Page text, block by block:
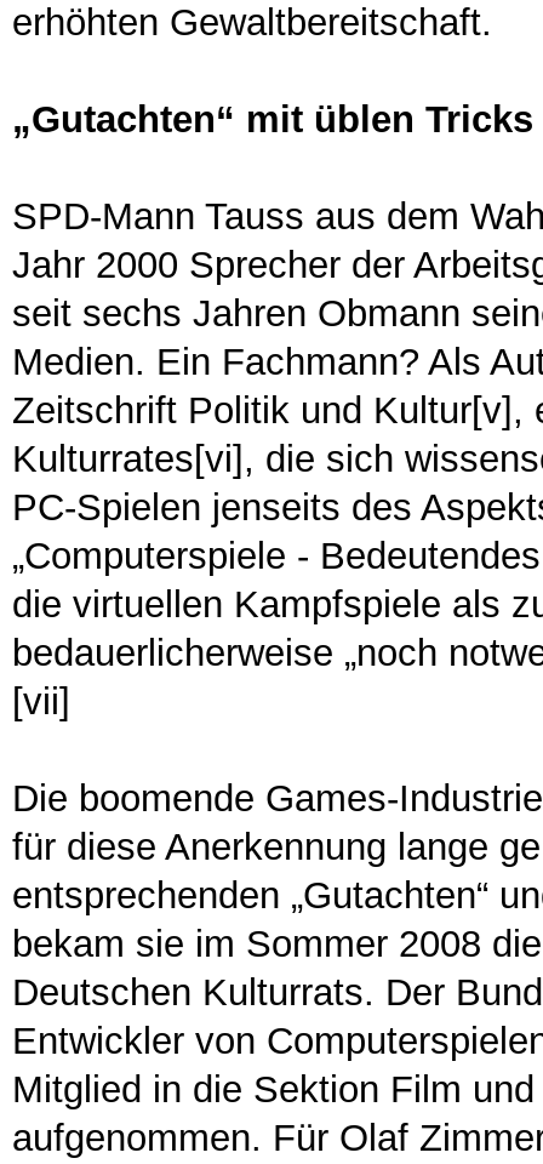
erhöhten Gewaltbereitschaft.
„Gutachten“ mit üblen Tricks
SPD-Mann Tauss aus dem
Jahr 2000 Sprecher der
seit sechs Jahren Obmann
Medien. Ein Fachmann? Als
Zeitschrift Politik und Kultur[v],
Kulturrates[vi], die sich
PC-Spielen jenseits des
„Computerspiele -
die virtuellen Kampfspiele als
bedauerlicherweise „noch
[vii]
Die boomende Games-
für diese Anerkennung lange
entsprechenden „Gutachten“
bekam sie im Sommer 2008
Deutschen Kulturrats. Der
Entwickler von
Mitglied in die Sektion Film
aufgenommen. Für Olaf